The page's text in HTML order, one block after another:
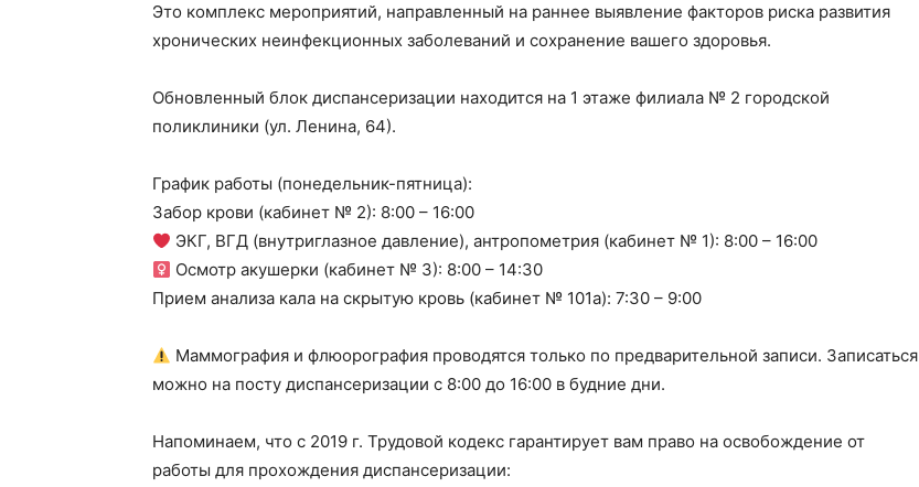
Это комплекс мероприятий, направленный на раннее выявление факторов риска развития
хронических неинфекционных заболеваний и сохранение вашего здоровья.
Обновленный блок диспансеризации находится на 1 этаже филиала № 2 городской
поликлиники (ул. Ленина, 64).
График работы (понедельник-пятница):
Забор крови (кабинет № 2): 8:00 – 16:00
‍ ЭКГ, ВГД (внутриглазное давление), антропометрия (кабинет № 1): 8:00 – 16:00
Осмотр акушерки (кабинет № 3): 8:00 – 14:30
Прием анализа кала на скрытую кровь (кабинет № 101а): 7:30 – 9:00
Маммография и флюорография проводятся только по предварительной записи. Записаться
можно на посту диспансеризации с 8:00 до 16:00 в будние дни.
Напоминаем, что с 2019 г. Трудовой кодекс гарантирует вам право на освобождение от
работы для прохождения диспансеризации: